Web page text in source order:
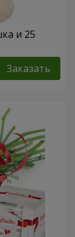
и 25
Заказать